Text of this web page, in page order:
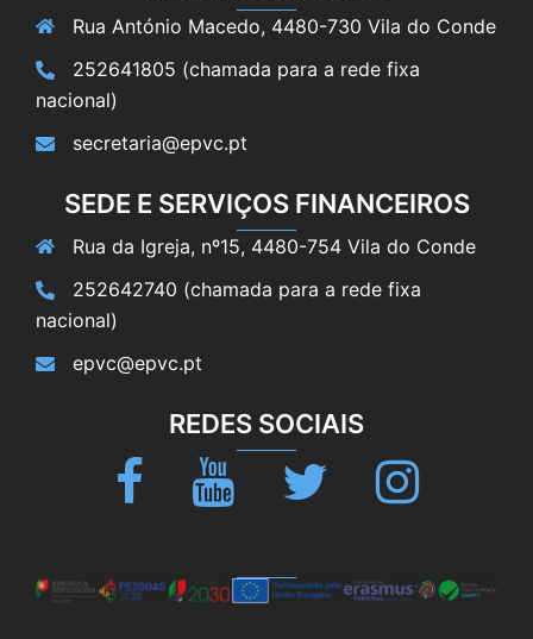
Rua António Macedo, 4480-730 Vila do Conde
252641805 (chamada para a rede fixa
nacional)
secretaria@epvc.pt
SEDE E SERVIÇOS FINANCEIROS
Rua da Igreja, nº15, 4480-754 Vila do Conde
252642740 (chamada para a rede fixa
nacional)
epvc@epvc.pt
REDES SOCIAIS
Facebook Youtube Twitter Instagram